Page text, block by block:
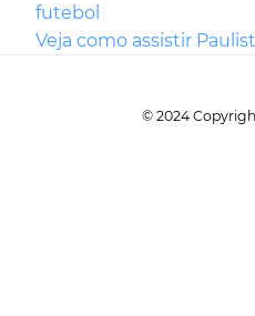
futebol
Veja como assistir
© 2024